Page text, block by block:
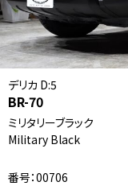
デリカ D:5
BR-70
ミリタリーブラック
Military Black
番号：00706